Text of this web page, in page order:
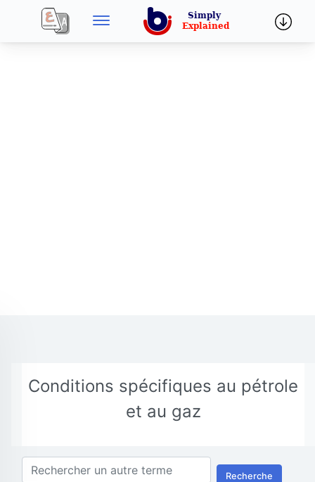
Conditions spécifiques au pétrole
et au gaz
Recherche